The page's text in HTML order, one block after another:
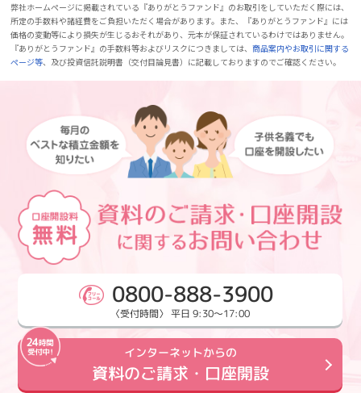
弊社ホームページに掲載されている『ありがとうファンド』のお取引をしていただく際には、
所定の手数料や諸経費をご負担いただく場合があります。また、『ありがとうファンド』には
価格の変動等により損失が生じるおそれがあり、元本が保証されているわけではありません。
『ありがとうファンド』の手数料等およびリスクにつきましては、商品案内やお取引に関する
ページ等、及び投資信託説明書（交付目論見書）に記載しておりますのでご確認ください。
0800-888-3900
〈受付時間〉 平日 9:30～17:00
インターネットからの
資料のご請求・口座開設